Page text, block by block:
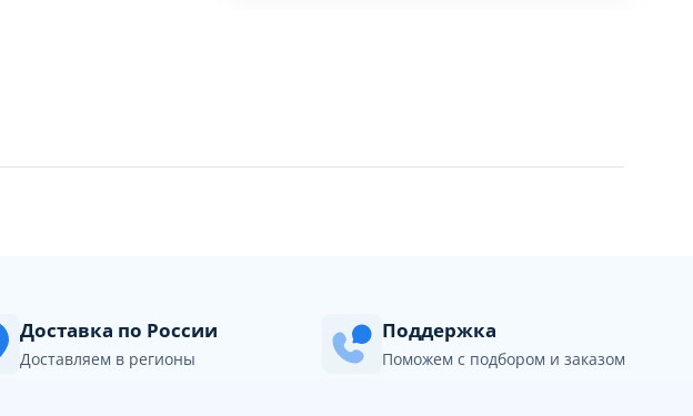
Доставка по России
Доставляем в регионы
Поддержка
Поможем с подбором и заказом